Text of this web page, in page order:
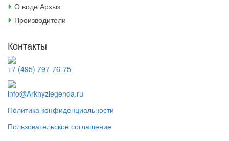
О воде Архыз
Производители
Контакты
+7 (495) 797-76-75
info@Arkhyzlegenda.ru
Политика конфиденциальности
Пользовательское соглашение